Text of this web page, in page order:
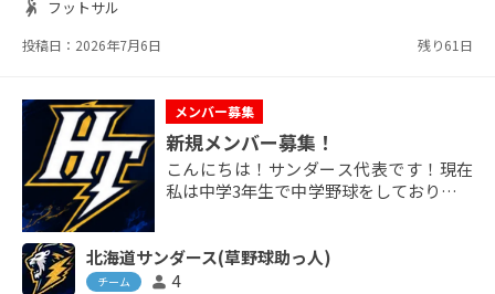
sports_handball フットサル
投稿日：2026年7月6日 残り61日
メンバー募集
新規メンバー募集！
こんにちは！サンダース代表です！現在
私は中学3年生で中学野球をしており、選
ます！ がちがちのチームではなくゆるー
くながらも野球を楽しむことを一番のモ
北海道サンダース(草野球助っ人)
チーム person 4